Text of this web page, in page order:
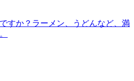
すか？ラーメン、うどんなど、満